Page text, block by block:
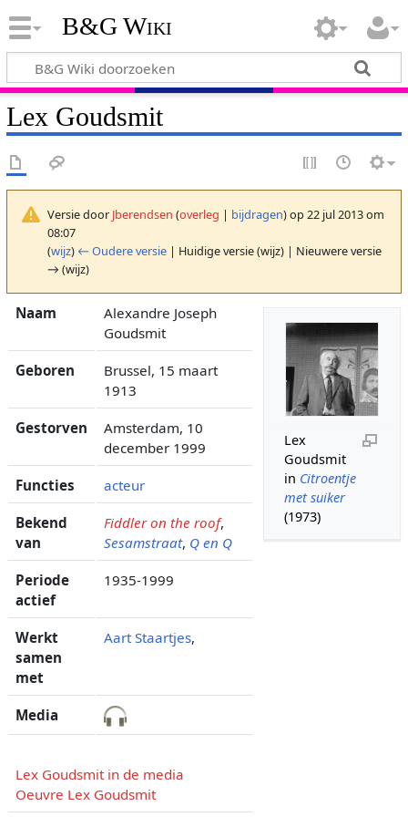
B&G Wiki
Lex Goudsmit
Versie door Jberendsen (overleg | bijdragen)op 22 jul 2013 om
08:07
(wijz) ← Oudere versie| Huidige versie (wijz) | Nieuwere versie
→ (wijz)
Lex
Goudsmit
in Citroentje
met suiker
(1973)
Naam
Alexandre Joseph
Goudsmit
Geboren
Brussel, 15 maart
1913
Gestorven
Amsterdam, 10
december 1999
Functies acteur
Bekend
van
Fiddler on the roof,
Sesamstraat, Q en Q
Periode
actief
1935-1999
Werkt
samen
met
Aart Staartjes,
Media
Lex Goudsmit in de media
Oeuvre Lex Goudsmit